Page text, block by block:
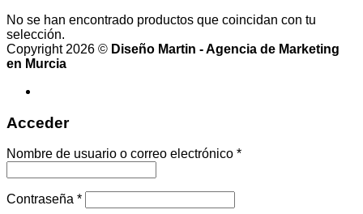
No se han encontrado productos que coincidan con tu
selección.
Copyright 2026 © Diseño Martin - Agencia de Marketing
en Murcia
Acceder
Nombre de usuario o correo electrónico *Obligatorio
Contraseña *Obligatorio